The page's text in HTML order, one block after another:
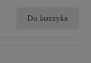
Do koszyka